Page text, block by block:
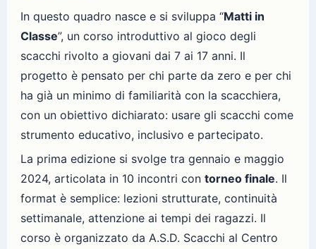
In questo quadro nasce e si sviluppa “Matti in
Classe”, un corso introduttivo al gioco degli
scacchi rivolto a giovani dai 7 ai 17 anni. Il
progetto è pensato per chi parte da zero e per chi
ha già un minimo di familiarità con la scacchiera,
con un obiettivo dichiarato: usare gli scacchi come
strumento educativo, inclusivo e partecipato.
La prima edizione si svolge tra gennaio e maggio
2024, articolata in 10 incontri con torneo finale. Il
format è semplice: lezioni strutturate, continuità
settimanale, attenzione ai tempi dei ragazzi. Il
corso è organizzato da A.S.D. Scacchi al Centro